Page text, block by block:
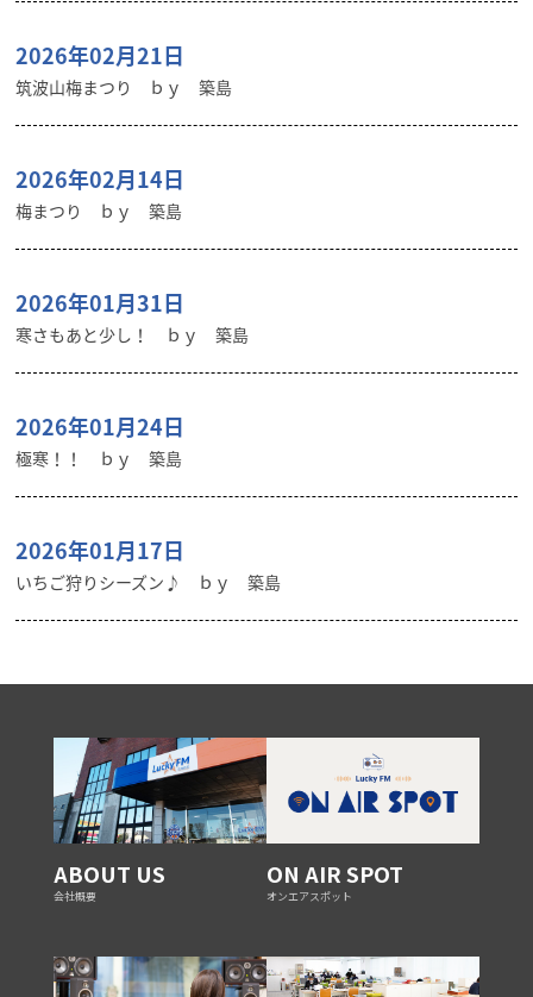
2026年02月21日
筑波山梅まつり ｂｙ 築島
2026年02月14日
梅まつり ｂｙ 築島
2026年01月31日
寒さもあと少し！ ｂｙ 築島
2026年01月24日
極寒！！ ｂｙ 築島
2026年01月17日
いちご狩りシーズン♪ ｂｙ 築島
ABOUT US
会社概要
ON AIR SPOT
オンエアスポット